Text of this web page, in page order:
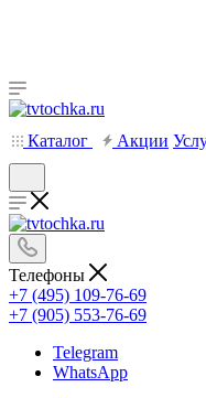
Каталог Акции
Телефоны
+7 (495) 109-76-69
+7 (905) 553-76-69
Telegram
WhatsApp